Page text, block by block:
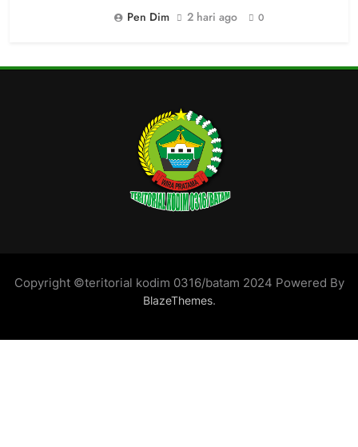
Pen Dim
2 hari ago 0
Copyright ©teritorial kodim 0316/batam 2024 Powered By
BlazeThemes.